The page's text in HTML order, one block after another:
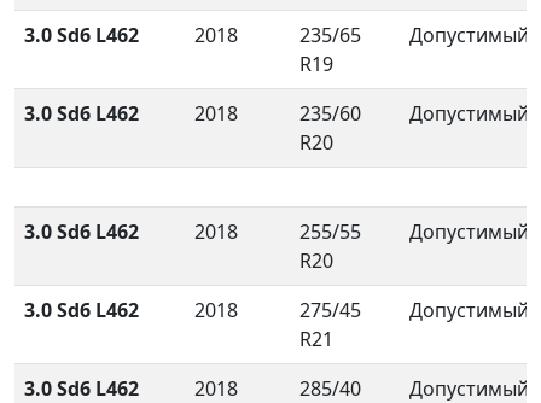
3.0 Sd6 L462 2018
235/65
R19
Допустимый
3.0 Sd6 L462 2018
235/60
R20
Допустимый
3.0 Sd6 L462 2018
255/55
R20
Допустимый
3.0 Sd6 L462 2018
275/45
R21
Допустимый
3.0 Sd6 L462 2018
285/40
Допустимый